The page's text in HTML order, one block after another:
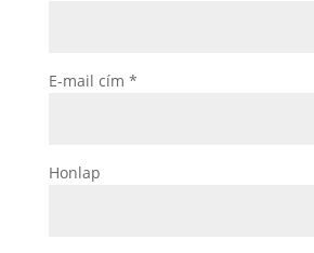
E-mail cím *
Honlap